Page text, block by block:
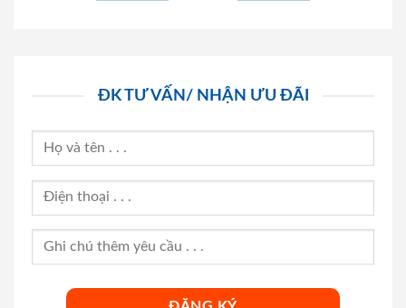
ĐK TƯ VẤN/ NHẬN ƯU ĐÃI